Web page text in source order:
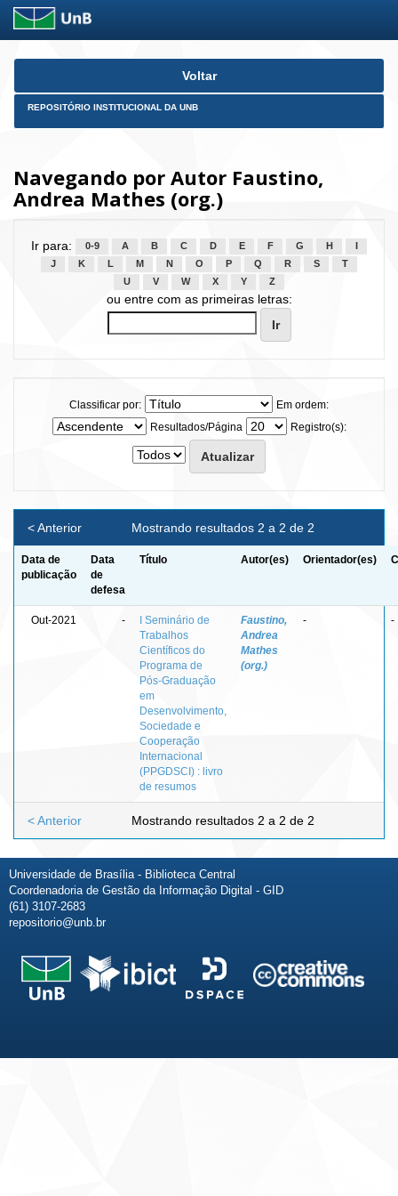
Skip
Voltar
REPOSITÓRIO INSTITUCIONAL DA UNB
Navegando por Autor Faustino,
Andrea Mathes (org.)
Ir para: 0-9 A B C D E F G H
J
K L M N O P Q R S
T
U
V W X Y Z
ou entre com as primeiras letras:
Classificar por:
Em ordem:
Resultados/Página
Registro(s):
Mostrando resultados 2 a 2 de 2
< Anterior
Data de
publicação
Data
de
defesa
Título Autor(es) Orientador(es)
Out-2021 -
I Seminário de
Trabalhos
Científicos do
Programa de
Pós-Graduação
em
Desenvolvimento,
Sociedade e
Cooperação
Internacional
(PPGDSCI) : livro
de resumos
Faustino,
Andrea
Mathes
(org.)
- -
Mostrando resultados 2 a 2 de 2
< Anterior
Universidade de Brasília - Biblioteca Central
Coordenadoria de Gestão da Informação Digital - GID
(61) 3107-2683
repositorio@unb.br